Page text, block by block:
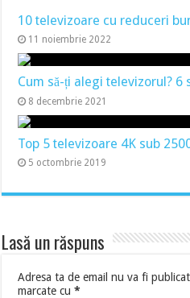
10 televizoare cu reduceri
11 noiembrie 2022
Cum să-ți alegi televizorul?
8 decembrie 2021
Top 5 televizoare 4K sub
5 octombrie 2019
Lasă un răspuns
Adresa ta de email nu va fi
marcate cu*